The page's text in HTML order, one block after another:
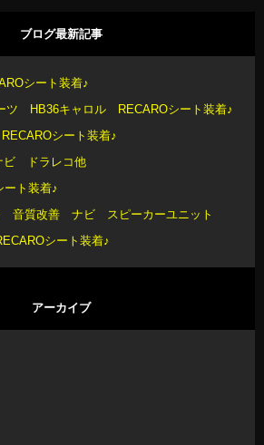
ブログ最新記事
シート装着♪
ツ HB36キャロル RECAROシート装着♪
シート装着♪
ビ ドラレコ他
ト装着♪
音質改善 ナビ スピーカーユニット
シート装着♪
アーカイブ